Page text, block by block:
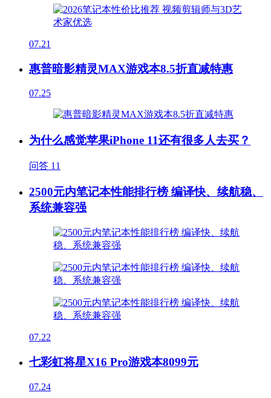
07.21
惠普暗影精灵MAX游戏本8.5折直减特惠
07.25
为什么感觉苹果iPhone 11还有很多人去买？
问答 11
2500元内笔记本性能排行榜 编译快、续航稳、
系统兼容强
07.22
七彩虹将星X16 Pro游戏本8099元
07.24